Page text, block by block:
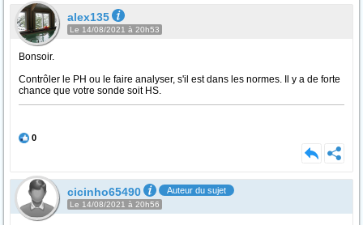
alex135
Le 14/08/2021 à 20h53
Bonsoir.
Contrôler le PH ou le faire analyser, s'il est dans les normes. Il y a de forte
chance que votre sonde soit HS.
0
cicinho65490 Auteur du sujet
Le 14/08/2021 à 20h56